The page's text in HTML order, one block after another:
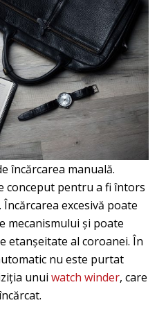
încărcarea manuală.
conceput pentru a fi întors
Încărcarea excesivă poate
mecanismului și poate
etanșeitate al coroanei. În
nu este purtat
unui watch winder, care